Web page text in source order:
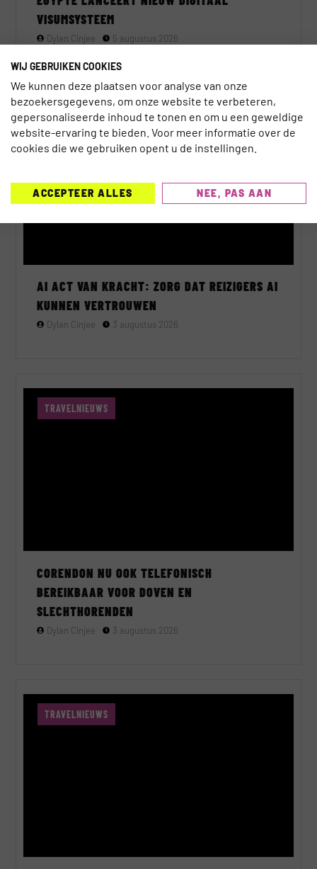
VISUMSYSTEEM
Dylan Cinjee 5 augustus 2026
AI
AI ACT VAN KRACHT: ZORG DAT REIZIGERS AI
KUNNEN VERTROUWEN
Dylan Cinjee 3 augustus 2026
TRAVELNIEUWS
CORENDON NU OOK TELEFONISCH
BEREIKBAAR VOOR DOVEN EN
SLECHTHORENDEN
Dylan Cinjee 3 augustus 2026
TRAVELNIEUWS
WIJ GEBRUIKEN COOKIES
We kunnen deze plaatsen voor analyse van onze
bezoekersgegevens, om onze website te verbeteren,
gepersonaliseerde inhoud te tonen en om u een geweldige
website-ervaring te bieden. Voor meer informatie over de
cookies die we gebruiken opent u de instellingen.
ACCEPTEER ALLES NEE, PAS AAN